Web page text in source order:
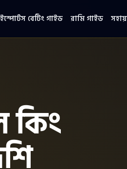
ইস্পোর্টস বেটিং গাইড রামি গাইড
কিং